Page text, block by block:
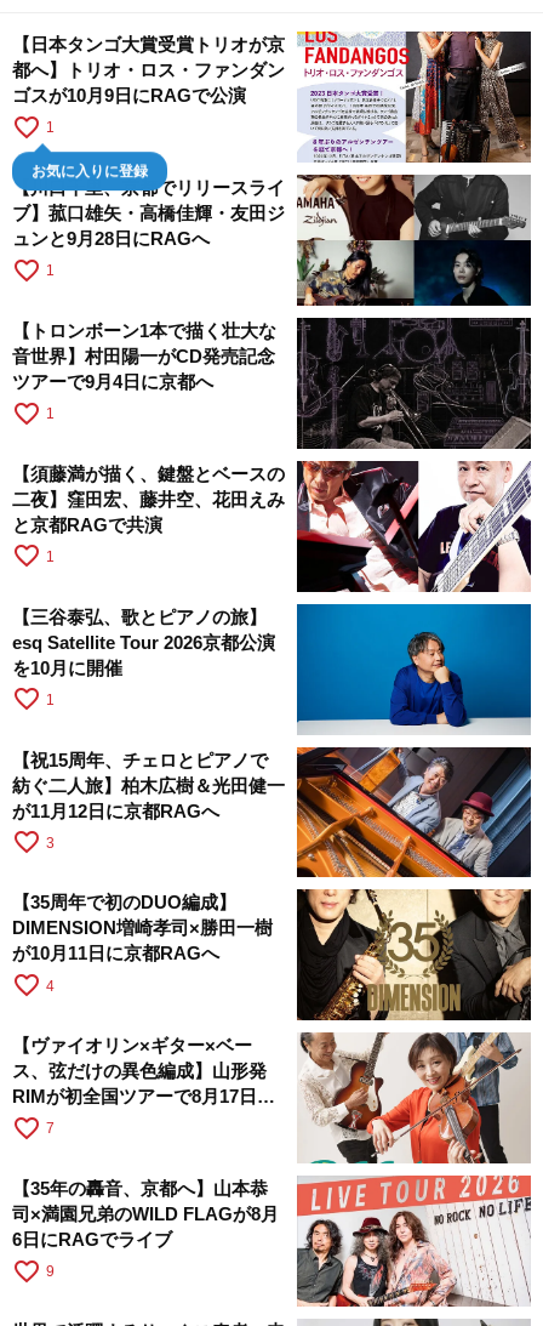
【日本タンゴ大賞受賞トリオが京
都へ】トリオ・ロス・ファンダン
ゴスが10月9日にRAGで公演
favorite_border 1
お気に入りに登録
【川口千里、京都でリリースライ
ブ】菰口雄矢・高橋佳輝・友田ジ
ュンと9月28日にRAGへ
favorite_border 1
【トロンボーン1本で描く壮大な
音世界】村田陽一がCD発売記念
ツアーで9月4日に京都へ
favorite_border 1
【須藤満が描く、鍵盤とベースの
二夜】窪田宏、藤井空、花田えみ
と京都RAGで共演
favorite_border 1
【三谷泰弘、歌とピアノの旅】
esq Satellite Tour 2026京都公演
を10月に開催
favorite_border 1
【祝15周年、チェロとピアノで
紡ぐ二人旅】柏木広樹＆光田健一
が11月12日に京都RAGへ
favorite_border 3
【35周年で初のDUO編成】
DIMENSION増崎孝司×勝田一樹
が10月11日に京都RAGへ
favorite_border 4
【ヴァイオリン×ギター×ベー
ス、弦だけの異色編成】山形発
RIMが初全国ツアーで8月17日に
RAGへ
favorite_border 7
【35年の轟音、京都へ】山本恭
司×満園兄弟のWILD FLAGが8月
6日にRAGでライブ
favorite_border 9